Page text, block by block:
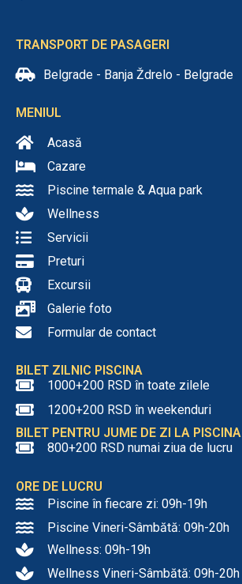
MENIUL
Acasă
Cazare
Piscine termale & Aqua park
Wellness
Servicii
Preturi
Excursii
Galerie foto
Formular de contact
TRANSPORT DE PASAGERI
Belgrade - Banja Ždrelo - Belgrade
BILET ZILNIC PISCINA
1000+200 RSD în toate zilele
1200+200 RSD în weekenduri
BILET PENTRU JUME DE ZI LA PISCINA
800+200 RSD numai ziua de lucru
ORE DE LUCRU
Piscine în fiecare zi: 09h-19h
Piscine Vineri-Sâmbătă: 09h-20h
Wellness: 09h-19h
Wellness Vineri-Sâmbătă: 09h-20h